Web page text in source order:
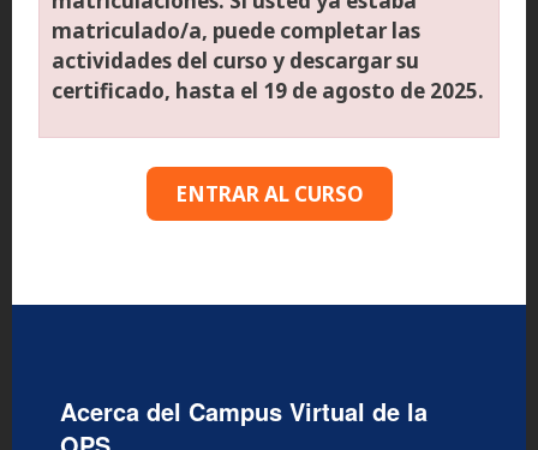
matriculado/a, puede completar las
actividades del curso y descargar su
certificado, hasta el 19 de agosto de 2025.
ENTRAR AL CURSO
Acerca del Campus Virtual de la